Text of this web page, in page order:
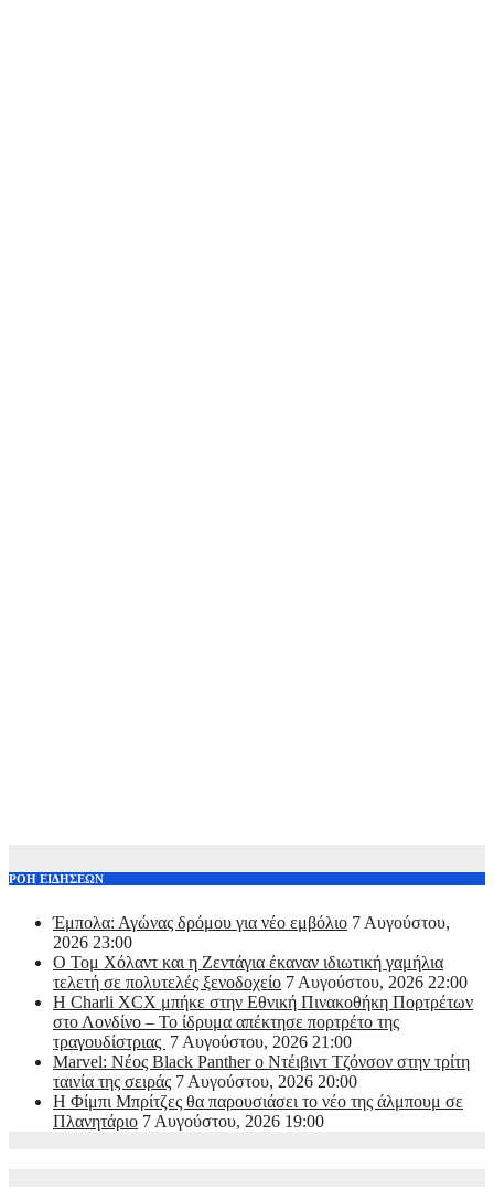
ΡΟΗ ΕΙΔΗΣΕΩΝ
Έμπολα: Αγώνας δρόμου για νέο εμβόλιο 7 Αυγούστου,
2026 23:00
O Τομ Χόλαντ και η Ζεντάγια έκαναν ιδιωτική γαμήλια
τελετή σε πολυτελές ξενοδοχείο 7 Αυγούστου, 2026 22:00
Η Charli XCX μπήκε στην Εθνική Πινακοθήκη Πορτρέτων
στο Λονδίνο – Το ίδρυμα απέκτησε πορτρέτο της
τραγουδίστριας 7 Αυγούστου, 2026 21:00
Marvel: Νέος Black Panther ο Ντέιβιντ Τζόνσον στην τρίτη
ταινία της σειράς 7 Αυγούστου, 2026 20:00
Η Φίμπι Μπρίτζες θα παρουσιάσει το νέο της άλμπουμ σε
Πλανητάριο 7 Αυγούστου, 2026 19:00